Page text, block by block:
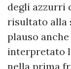
degli azzurri
risultato alla
plauso
interpretato
nella prima